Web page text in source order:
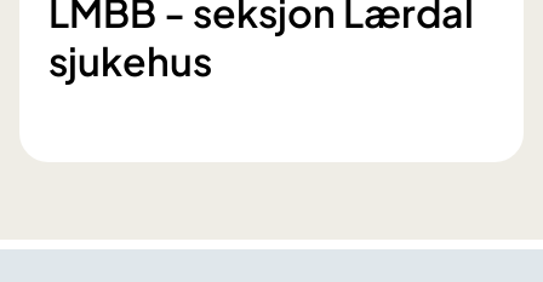
LMBB - seksjon Lærdal
sjukehus